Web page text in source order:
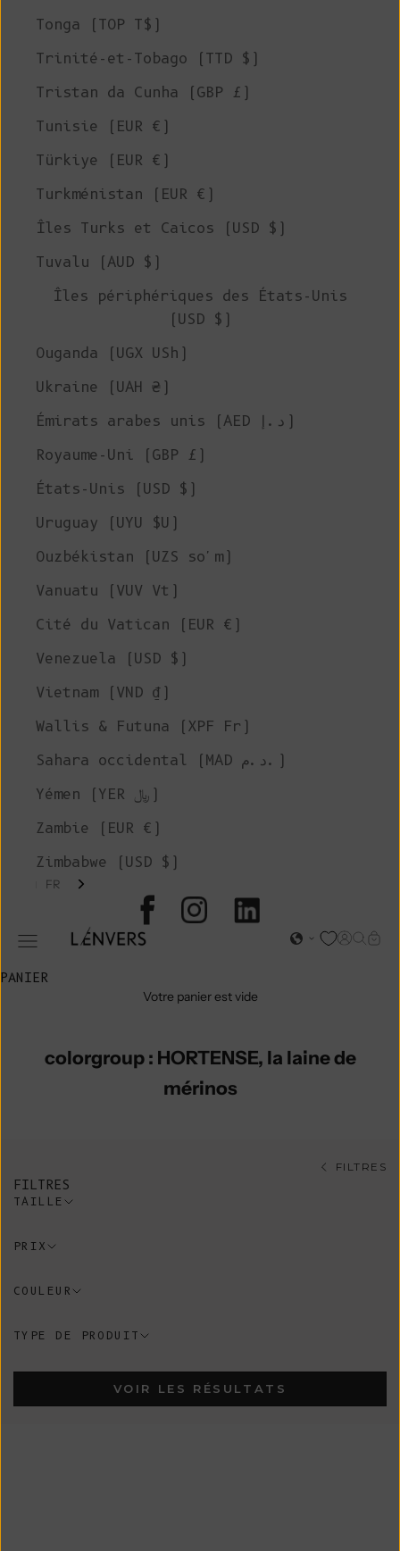
L'ENVERS
Ouvrir le menu de navigation Page
Tonga (TOP T$)
Trinité-et-Tobago (TTD $)
Tristan da Cunha (GBP £)
Tunisie (EUR €)
Türkiye (EUR €)
Turkménistan (EUR €)
Îles Turks et Caicos (USD $)
Tuvalu (AUD $)
Îles périphériques des États-Unis
(USD $)
Ouganda (UGX USh)
Ukraine (UAH ₴)
Émirats arabes unis (AED د.إ)
Royaume-Uni (GBP £)
États-Unis (USD $)
Uruguay (UYU $U)
Ouzbékistan (UZS so'm)
Vanuatu (VUV Vt)
Cité du Vatican (EUR €)
Venezuela (USD $)
Vietnam (VND ₫)
Wallis & Futuna (XPF Fr)
Sahara occidental (MAD د.م.)
Yémen (YER ﷼)
Zambie (EUR €)
Zimbabwe (USD $)
FR
PANIER
Votre panier est vide
colorgroup : HORTENSE, la laine de
mérinos
FILTRES
FILTRES
TAILLE
PRIX
COULEUR
TYPE DE PRODUIT
VOIR LES RÉSULTATS